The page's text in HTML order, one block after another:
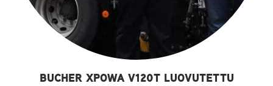
BUCHER XPOWA V120T LUOVUTETTU